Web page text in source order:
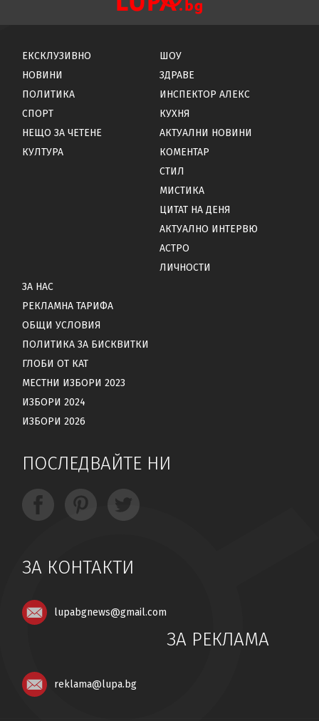
ЕКСКЛУЗИВНО
НОВИНИ
ПОЛИТИКА
СПОРТ
НЕЩО ЗА ЧЕТЕНЕ
КУЛТУРА
ШОУ
ЗДРАВЕ
ИНСПЕКТОР АЛЕКС
КУХНЯ
АКТУАЛНИ НОВИНИ
КОМЕНТАР
СТИЛ
МИСТИКА
ЦИТАТ НА ДЕНЯ
АКТУАЛНО ИНТЕРВЮ
АСТРО
ЛИЧНОСТИ
ЗА НАС
РЕКЛАМНА ТАРИФА
ОБЩИ УСЛОВИЯ
ПОЛИТИКА ЗА БИСКВИТКИ
ГЛОБИ ОТ КАТ
МЕСТНИ ИЗБОРИ 2023
ИЗБОРИ 2024
ИЗБОРИ 2026
ПОСЛЕДВАЙТЕ НИ
ЗА КОНТАКТИ
lupabgnews@gmail.com
ЗА РЕКЛАМА
reklama@lupa.bg